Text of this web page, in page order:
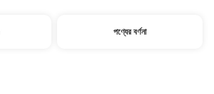
পণ্যের বর্ণনা